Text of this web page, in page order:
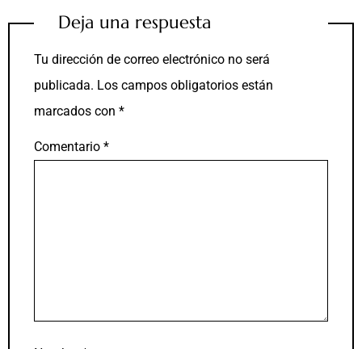
Deja una respuesta
Tu dirección de correo electrónico no será
publicada. Los campos obligatorios están
marcados con *
Comentario *